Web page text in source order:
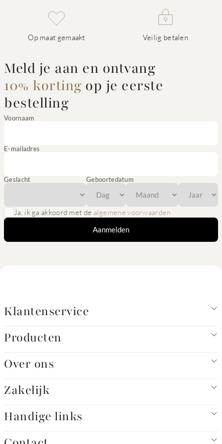
Op maat gemaakt Veilig betalen
Meld je aan en ontvang
10% korting op je eerste
bestelling
Voornaam
E-mailadres
Geslacht Geboortedatum
Ja, ik ga akkoord met de algemene voorwaarden
Aanmelden
Klantenservice
Producten
Over ons
Zakelijk
Handige links